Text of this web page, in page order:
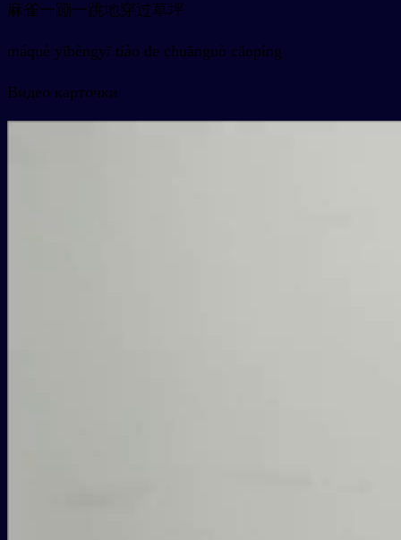
麻雀一蹦一跳地穿过草坪
máquè yībèngyī tiào de chuānguò cǎopíng
Видео карточки